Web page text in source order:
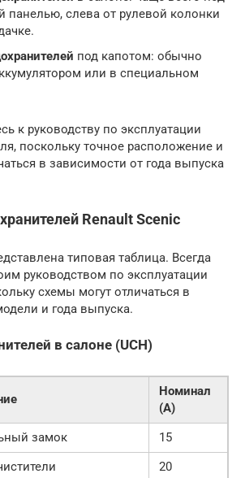
панелью, слева от рулевой колонки
под капотом: обычно
или в специальном
к руководству по эксплуатации
поскольку точное расположение и
в зависимости от года выпуска
Renault Scenic
типовая таблица. Всегда
руководством по эксплуатации
схемы могут отличаться в
и года выпуска.
в салоне (UCH)
Номинал
(А)
замок
15
20